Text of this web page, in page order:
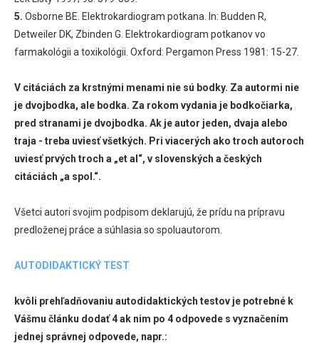
5. Osborne BE. Elektrokardiogram potkana. In: Budden R,
Detweiler DK, Zbinden G. Elektrokardiogram potkanov vo
farmakológii a toxikológii. Oxford: Pergamon Press 1981: 15-27.
V citáciách za krstnými menami nie sú bodky. Za autormi nie
je dvojbodka, ale bodka. Za rokom vydania je bodkočiarka,
pred stranami je dvojbodka. Ak je autor jeden, dvaja alebo
traja - treba uviesť všetkých. Pri viacerých ako troch autoroch
uviesť prvých troch a „et al“, v slovenských a českých
citáciách „a spol.“.
Všetci autori svojim podpisom deklarujú, že prídu na prípravu
predloženej práce a súhlasia so spoluautorom.
AUTODIDAKTICKÝ TEST
kvôli prehľadňovaniu autodidaktických testov je potrebné k
Vášmu článku dodať 4 ak nim po 4 odpovede s vyznačením
jednej správnej odpovede, napr.: